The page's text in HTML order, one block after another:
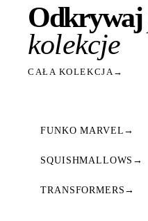
Odkrywaj
kolekcje
CAŁA KOLEKCJA →
FUNKO MARVEL →
SQUISHMALLOWS →
TRANSFORMERS →